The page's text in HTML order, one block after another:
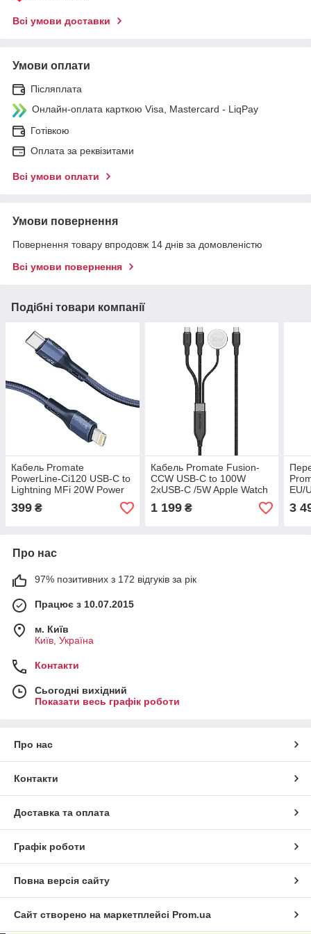
Всі умови доставки
Умови оплати
Післяплата
Онлайн-оплата карткою Visa, Mastercard - LiqPay
Готівкою
Оплата за реквізитами
Всі умови оплати
Умови повернення
Повернення товару впродовж 14 днів за домовленістю
Всі умови повернення
Подібні товари компанії
Кабель Promate
PowerLine-Ci120 USB-C to
Lightning MFi 20W Power
Delivery 1.2 м Black
(powerline-ci120.black)
399 ₴
Кабель Promate Fusion-
CCW USB-C to 100W
2хUSB-C /5W Apple Watch
Charger 1.4 м Black
(fusion-ccw.black)
1 199₴
EU/
EU/
3
Про нас
97% позитивних з 172 відгуків за рік
Працює з 10.07.2015
м. Київ
Київ, Україна
Контакти
Сьогодні вихідний
Показати весь графік роботи
Про нас
Контакти
Доставка та оплата
Графік роботи
Повна версія сайту
Сайт створено на маркетплейсі Prom.ua